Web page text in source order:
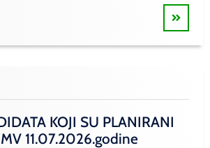
KOJI SU PLANIRANI
11.07.2026.godine